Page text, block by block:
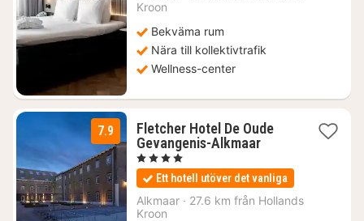
Kroon
Bekväma rum
Nära till kollektivtrafik
Wellness-center
7.9
Fletcher Hotel De Oude
Gevangenis-Alkmaar1
från
883
kr.
, 4 Stjärnor
Ett hotell utöver det vanliga
Alkmaar · 27.6 km från Hollands
Kroon